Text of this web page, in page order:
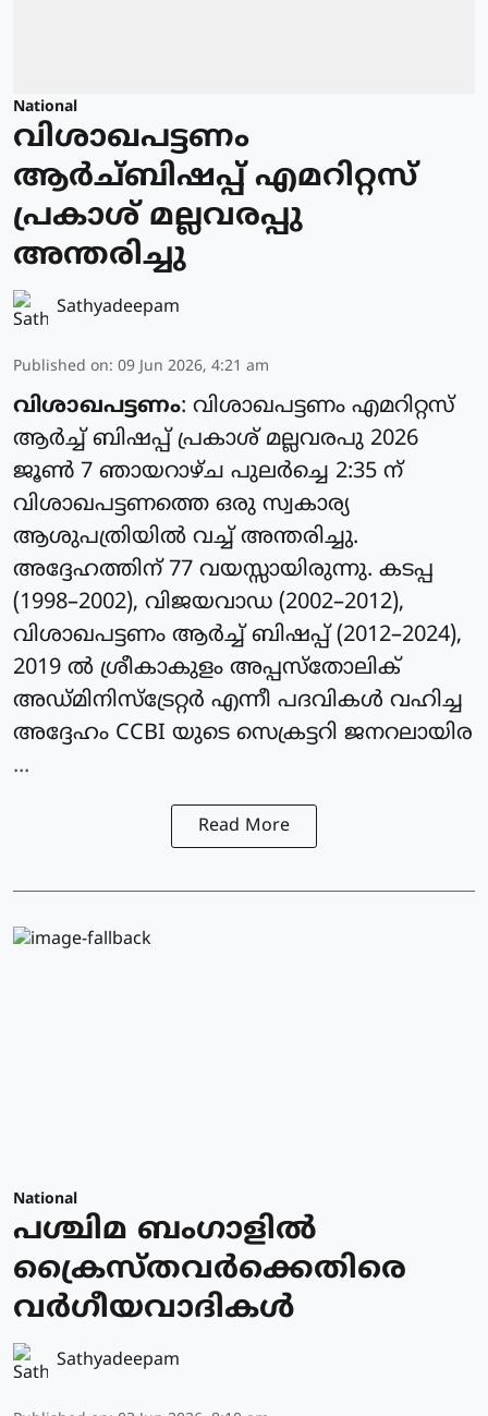
National
വിശാഖപട്ടണം
ആർച്ബിഷപ്പ് എമറിറ്റസ്
പ്രകാശ് മല്ലവരപ്പു
അന്തരിച്ചു
Sathyadeepam
Published on: 09 Jun 2026, 4:21 am
വിശാഖപട്ടണം: വിശാഖപട്ടണം എമറിറ്റസ്
ആർച്ച് ബിഷപ്പ് പ്രകാശ് മല്ലവരപു 2026
ജൂൺ 7 ഞായറാഴ്ച പുലർച്ചെ 2:35 ന്
വിശാഖപട്ടണത്തെ ഒരു സ്വകാര്യ
ആശുപത്രിയിൽ വച്ച് അന്തരിച്ചു.
അദ്ദേഹത്തിന് 77 വയസ്സായിരുന്നു. കടപ്പ
(1998–2002), വിജയവാഡ (2002–2012),
വിശാഖപട്ടണം ആർച്ച് ബിഷപ്പ് (2012–2024),
2019 ൽ ശ്രീകാകുളം അപ്പസ്തോലിക്
അഡ്മിനിസ്ട്രേറ്റർ എന്നീ പദവികൾ വഹിച്ച
അദ്ദേഹം CCBI യുടെ സെക്രട്ടറി ജനറലായിര
...
Read More
National
പശ്ചിമ ബംഗാളില്‍
ക്രൈസ്തവർക്കെതിരെ
വര്‍ഗീയവാദികള്‍
Sathyadeepam